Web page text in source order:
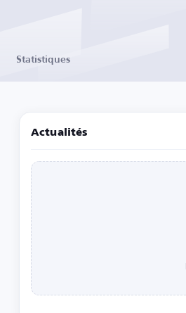
Statistiques
Actualités